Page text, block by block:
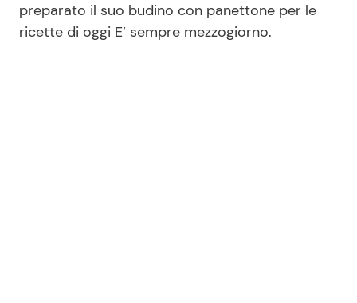
Festività Ricette per Bambini
preparato il suo budino con panettone per le
ricette di oggi E’ sempre mezzogiorno.